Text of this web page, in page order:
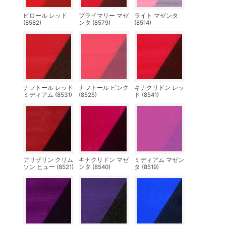
ピロール レッド
(8582)
プライマリー マゼ
ンタ (8579)
ライト マゼンタ
(8514)
ナフトール レッド
ミディアム (8531)
ナフトール ピンク
(8525)
キナクリドン レッ
ド (8541)
アリザリン クリム
ソン ヒュー (8521)
キナクリドン マゼ
ンタ (8540)
ミディアム マゼン
タ (8519)